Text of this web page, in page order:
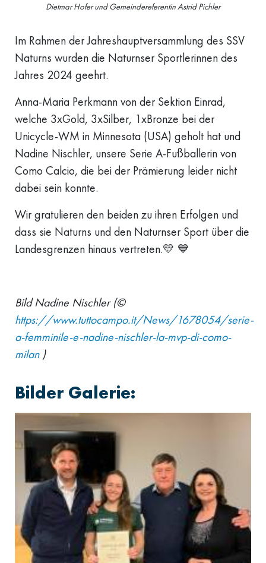
Dietmar Hofer und Gemeindereferentin Astrid Pichler
Im Rahmen der Jahreshauptversammlung des SSV
Naturns wurden die Naturnser Sportlerinnen des
Jahres 2024 geehrt.
Anna-Maria Perkmann von der Sektion Einrad,
welche 3xGold, 3xSilber, 1xBronze bei der
Unicycle-WM in Minnesota (USA) geholt hat und
Nadine Nischler, unsere Serie A-Fußballerin von
Como Calcio, die bei der Prämierung leider nicht
dabei sein konnte.
Wir gratulieren den beiden zu ihren Erfolgen und
dass sie Naturns und den Naturnser Sport über die
Landesgrenzen hinaus vertreten.💛 💙
Bild Nadine Nischler (©
https://www.tuttocampo.it/News/1678054/serie-
a-femminile-e-nadine-nischler-la-mvp-di-como-
milan)
Bilder Galerie: